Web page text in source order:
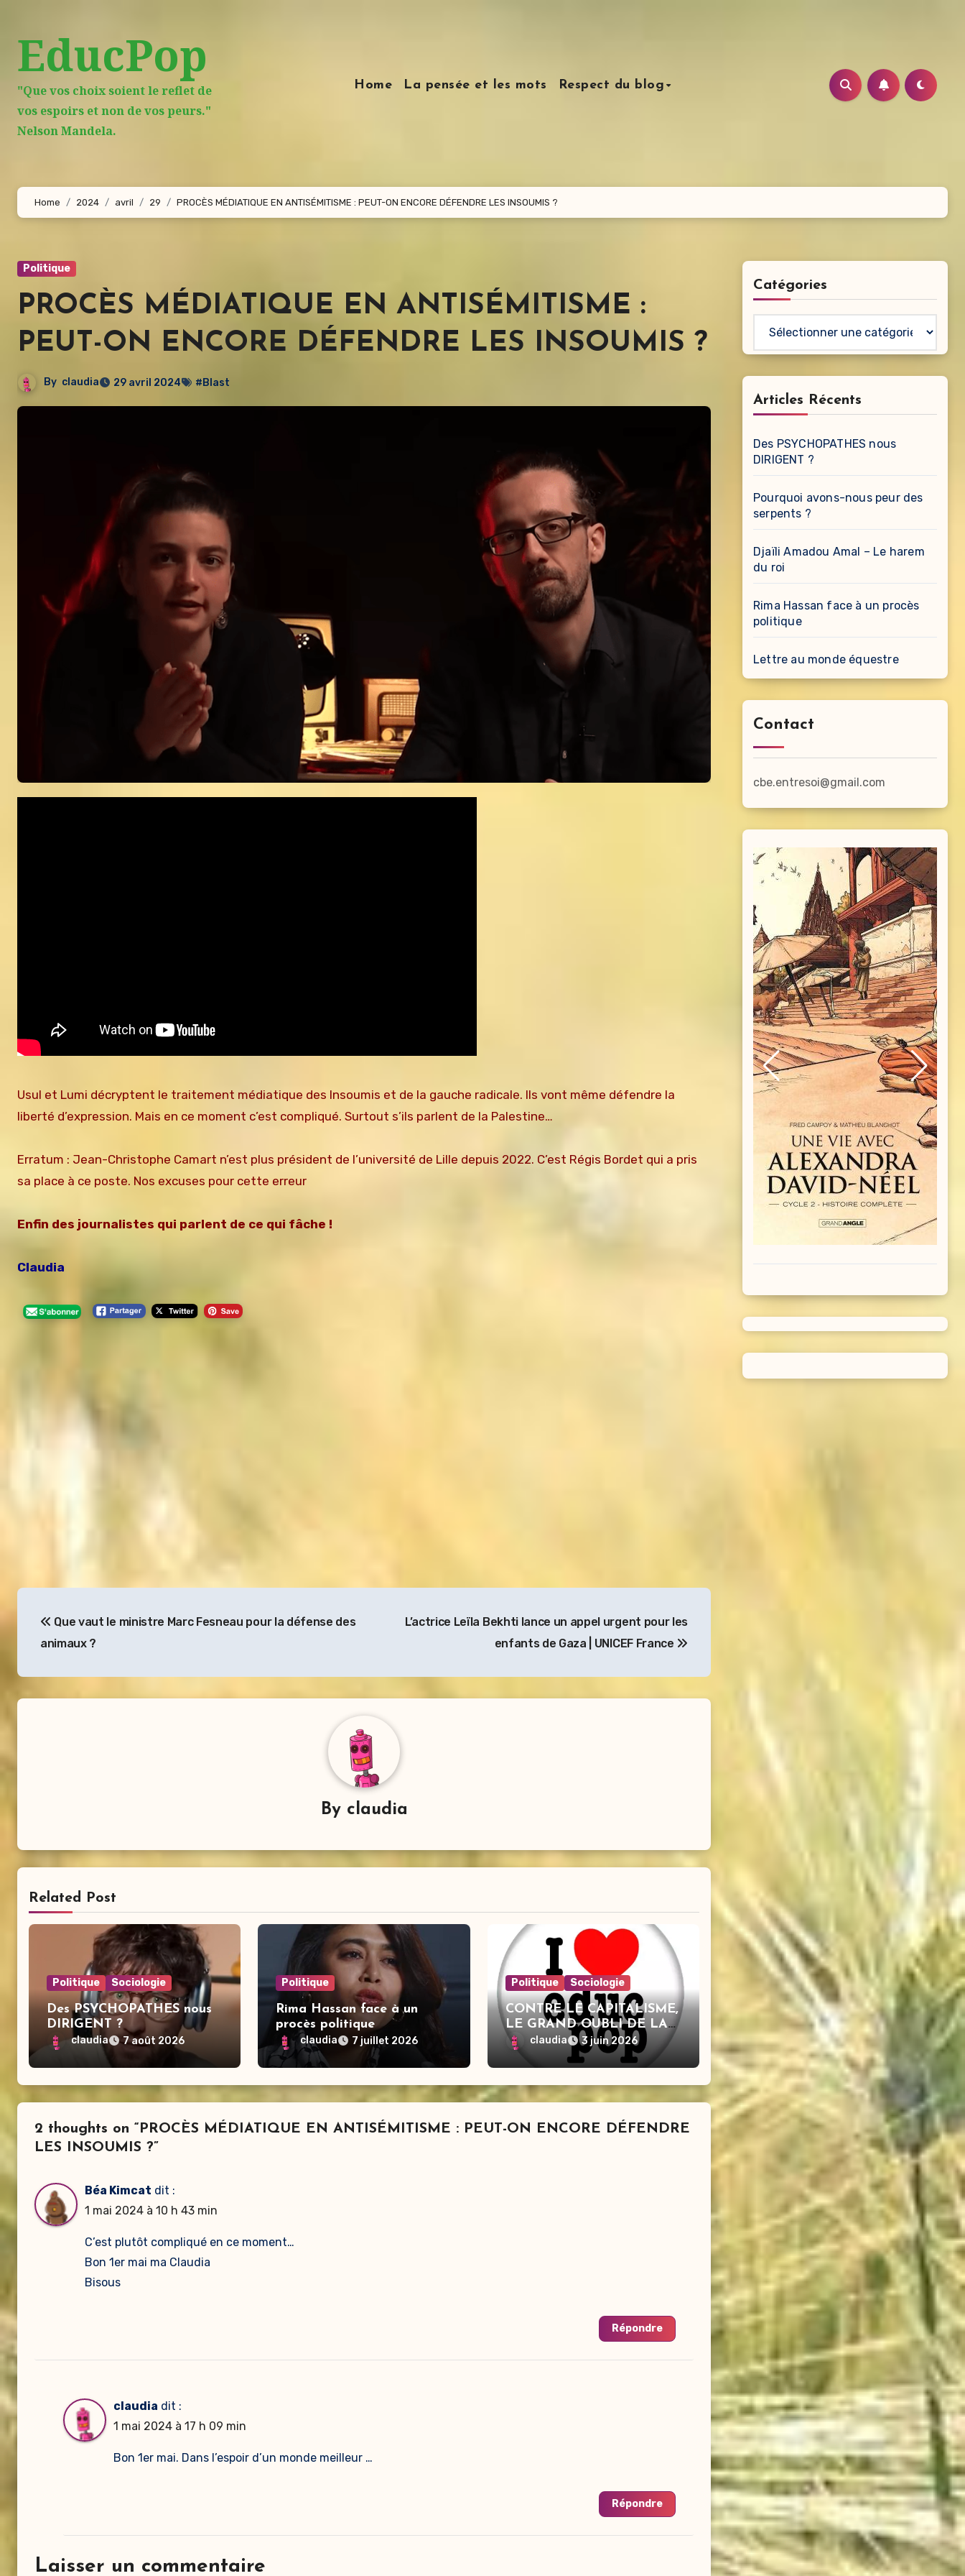
contenu
principal
EducPop
"Que vos choix soient le reflet de
vos espoirs et non de vos peurs."
Nelson Mandela.
Home La pensée et les mots Respect du blog
Home 2024 avril 29 PROCÈS MÉDIATIQUE EN ANTISÉMITISME : PEUT-ON ENCORE DÉFENDRE LES INSOUMIS ?
Politique
PROCÈS MÉDIATIQUE EN ANTISÉMITISME :
PEUT-ON ENCORE DÉFENDRE LES INSOUMIS ?
By claudia 29 avril 2024 #Blast
Usul et Lumi décryptent le traitement médiatique des Insoumis et de la gauche radicale. Ils vont même défendre la
liberté d’expression. Mais en ce moment c’est compliqué. Surtout s’ils parlent de la Palestine…
Erratum : Jean-Christophe Camart n’est plus président de l’université de Lille depuis 2022. C’est Régis Bordet qui a pris
sa place à ce poste. Nos excuses pour cette erreur
Enfin des journalistes qui parlent de ce qui fâche !
Claudia
de
Que vaut le ministre Marc Fesneau pour la défense des
animaux ?
L’actrice Leïla Bekhti lance un appel urgent pour les
enfants de Gaza | UNICEF France
By claudia
Related Post
Politique Sociologie
Des PSYCHOPATHES nous
DIRIGENT ?
claudia 7 août 2026
Politique
Rima Hassan face à un
procès politique
claudia 7 juillet 2026
Politique Sociologie
CONTRE LE CAPITALISME,
LE GRAND OUBLI DE LA
GAUCHE ?
claudia 3 juin 2026
2 thoughts on “PROCÈS MÉDIATIQUE EN ANTISÉMITISME : PEUT-ON ENCORE DÉFENDRE
LES INSOUMIS ?”
Béa Kimcat dit :
1 mai 2024 à 10 h 43 min
C’est plutôt compliqué en ce moment…
Bon 1er mai ma Claudia
Bisous
Répondre
claudia dit :
1 mai 2024 à 17 h 09 min
Bon 1er mai. Dans l’espoir d’un monde meilleur …
Répondre
Laisser un commentaire
Catégories
Articles Récents
Des PSYCHOPATHES nous
DIRIGENT ?
Pourquoi avons-nous peur des
serpents ?
Djaïli Amadou Amal – Le harem
du roi
Rima Hassan face à un procès
politique
Lettre au monde équestre
Contact
cbe.entresoi@gmail.com